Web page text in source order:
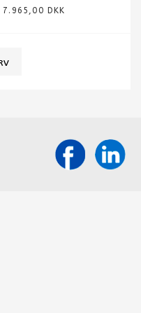
7.965,00 DKK